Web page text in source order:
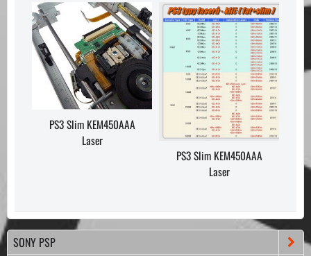
PS3 Slim KEM450AAA
Laser
PS3 Slim KEM450AAA
Laser
SONY PSP